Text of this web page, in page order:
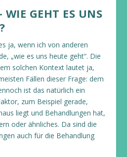
GEHT ES UNS
ja, wenn ich von anderen
„wie es uns heute geht“. Die
solchen Kontext lautet ja,
Fällen dieser Frage: dem
ist das natürlich ein
zum Beispiel gerade,
liegt und Behandlungen hat,
oder ähnliches. Da sind die
auch für die Behandlung